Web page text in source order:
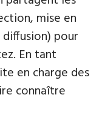
mise en
pour
En tant
en charge des
connaître